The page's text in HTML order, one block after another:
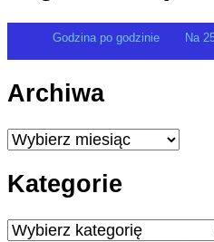
Godzina po godzinie Na
Archiwa
Archiwa
Kategorie
Kategorie